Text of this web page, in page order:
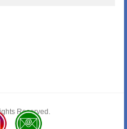
Reserved.